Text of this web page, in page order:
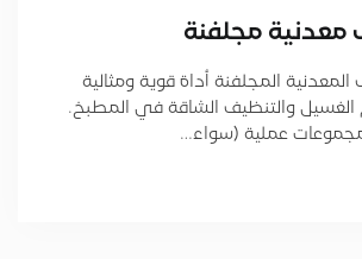
معدنية مجلفنة
المجلفنة أداة قوية ومثالية
الغسيل والتنظيف الشاقة في المطبخ.
عملية (سواء…